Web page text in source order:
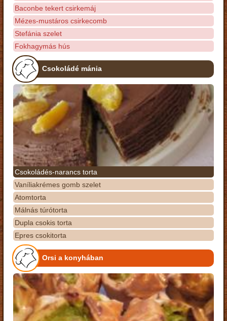
Baconbe tekert csirkemáj
Mézes-mustáros csirkecomb
Stefánia szelet
Fokhagymás hús
Csokoládé mánia
Csokoládés-narancs torta
Vaníliakrémes gomb szelet
Atomtorta
Málnás túrótorta
Dupla csokis torta
Epres csokitorta
Orsi a konyhában